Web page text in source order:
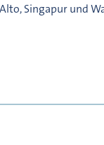
Singapur und